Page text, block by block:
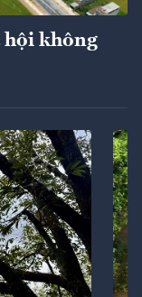
hội không